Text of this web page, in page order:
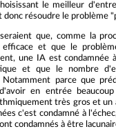
le meilleur
donc résoudre le problème
seraient que, comme la
et que le
une IA est condamnée
et que le nombre
Notamment parce que
en entrée
très gros et un
c'est condamné à
condamnés à être